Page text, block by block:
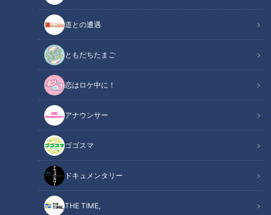
道との遭遇
ともだちたまご
恋はロケ中に！
アナウンサー
ゴゴスマ
ドキュメンタリー
THE TIME,
梅雨の時期、子どもと遊びに行く場所に悩んでいる人も多いの
では？今回は、雨の日でも家族で楽しめる“食のテーマパー
ク”「まんぷく太郎」を、モノマネ芸人JPさんが調査します！
牛ハラミやカルビなど“50種類”の焼き肉が食べ放題！
回転ずしのネタは70種類！人気の赤エビや変わり種寿司も
食べ放題！
組み合わせ自由の“映えスイーツ”は40種類！綿菓子やラー
メン作りの体験コーナーも
オススメ関連コンテンツ